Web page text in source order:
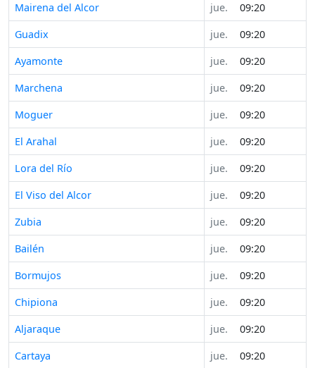
Mairena del Alcor
jue.
09:20
Guadix
jue.
09:20
Ayamonte
jue.
09:20
Marchena
jue.
09:20
Moguer
jue.
09:20
El Arahal
jue.
09:20
Lora del Río
jue.
09:20
El Viso del Alcor
jue.
09:20
Zubia
jue.
09:20
Bailén
jue.
09:20
Bormujos
jue.
09:20
Chipiona
jue.
09:20
Aljaraque
jue.
09:20
Cartaya
jue.
09:20